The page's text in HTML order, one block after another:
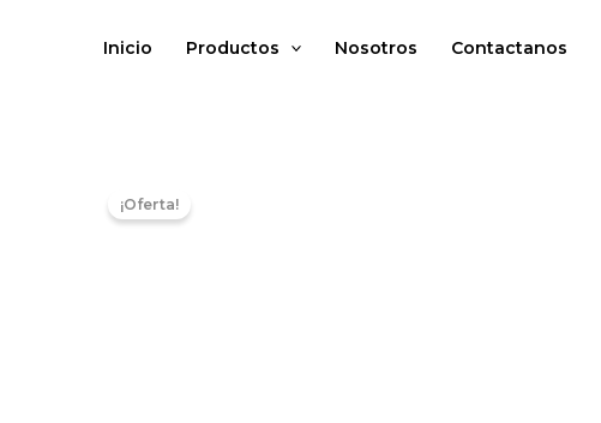
Inicio Productos Nosotros Contactanos
¡Oferta!